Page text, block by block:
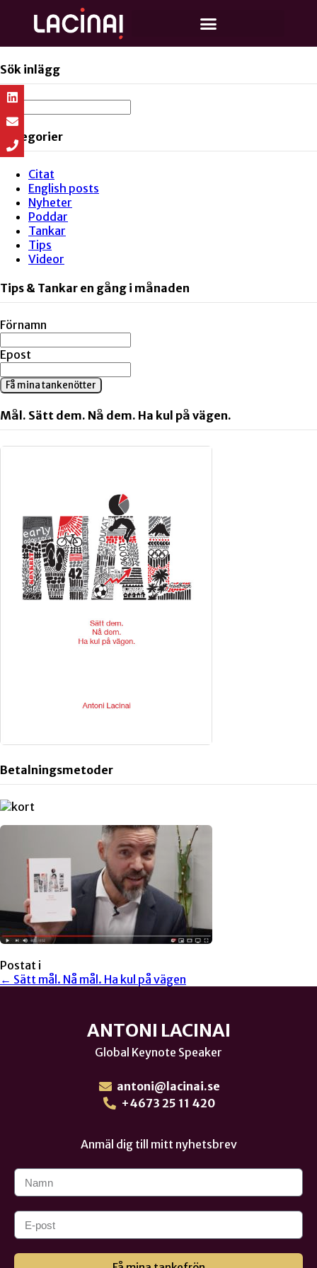
Sök inlägg
Kategorier
Citat
English posts
Nyheter
Poddar
Tankar
Tips
Videor
Tips & Tankar en gång i månaden
Förnamn
Epost
Få mina tankenötter
Mål. Sätt dem. Nå dem. Ha kul på vägen.
Betalningsmetoder
Postat i
← Sätt mål. Nå mål. Ha kul på vägen
ANTONI LACINAI
Global Keynote Speaker
antoni@lacinai.se
+4673 25 11 420
Anmäl dig till mitt nyhetsbrev